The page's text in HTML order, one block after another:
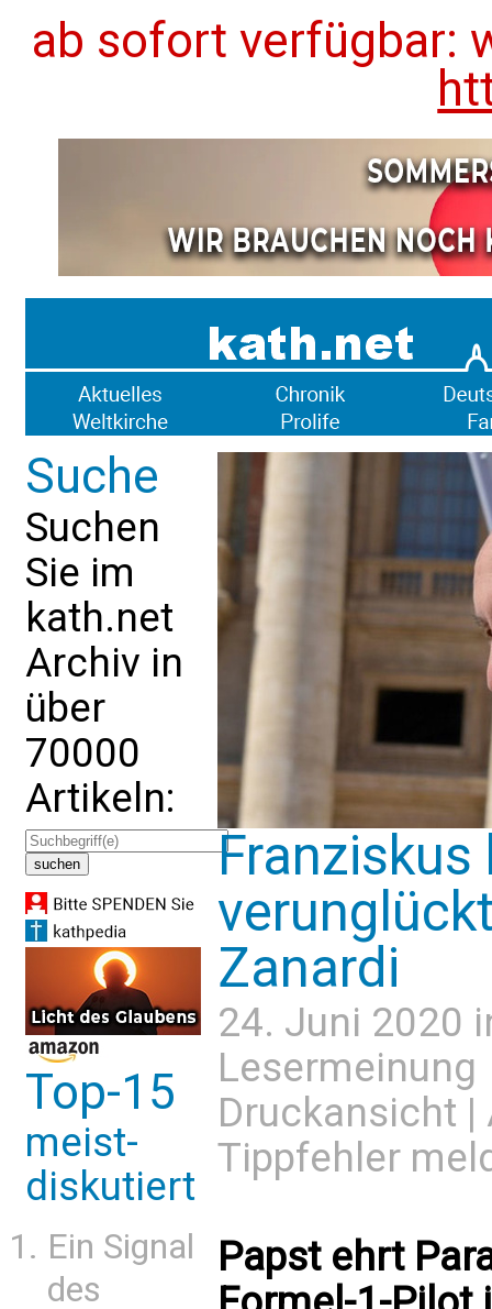
ab sofort verfügbar:
Suche
Suchen
Sie im
kath.net
Archiv in
über
70000
Artikeln:
Top-15
meist-
diskutiert
Ein Signal
des
Zanardi
24. Juni 2020
Lesermeinung
Druckansicht |
Tippfehler
Papst ehrt